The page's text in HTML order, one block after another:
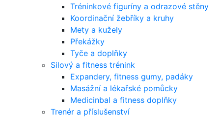
Tréninkové figuríny a odrazové stěny
Koordinační žebříky a kruhy
Mety a kužely
Překážky
Tyče a doplňky
Silový a fitness trénink
Expandery, fitness gumy, padáky
Masážní a lékařské pomůcky
Medicinbal a fitness doplňky
Trenér a příslušenství